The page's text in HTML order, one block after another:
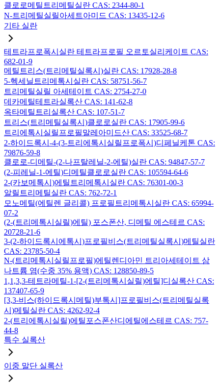
클로로메틸트리메틸실란 CAS: 2344-80-1
N-트리메틸실릴아세트아미드 CAS: 13435-12-6
기타 실란
테트라프로폭시실란 테트라프로필 오르토실리케이트 CAS:
682-01-9
메틸트리스(트리메틸실록시)실란 CAS: 17928-28-8
5-헥세닐트리메톡시실란 CAS: 58751-56-7
트리메틸실릴 아세테이트 CAS: 2754-27-0
데카메틸테트라실록산 CAS: 141-62-8
옥타메틸트리실록산 CAS: 107-51-7
트리스(트리메틸실록시)클로로실란 CAS: 17905-99-6
트리에톡시실릴프로필말레아미드산 CAS: 33525-68-7
2-하이드록시-4-(3-트리에톡시실릴프로폭시)디페닐케톤 CAS:
79876-59-8
클로로-디메틸-(2-나프탈레닐-2-에틸)실란 CAS: 94847-57-7
(2-피레닐-1-에틸)디메틸클로로실란 CAS: 105594-64-6
2-(카보메톡시)에틸트리메톡시실란 CAS: 76301-00-3
알릴트리메틸실란 CAS: 762-72-1
모노메틸(에틸렌 글리콜) 프로필트리메톡시실란 CAS: 65994-
07-2
(2-(트리메톡시실릴)에틸) 포스폰산, 디메틸 에스테르 CAS:
20728-21-6
3-(2-하이드록시에톡시)프로필비스(트리메틸실록시)메틸실란
CAS: 23785-50-4
N-(트리메톡시실릴프로필)에틸렌디아민 트리아세테이트 삼
나트륨 염(수중 35% 용액) CAS: 128850-89-5
1,1,3,3-테트라메틸-1-[2-(트리메톡시실릴)에틸]디실록산 CAS:
137407-65-9
[3,3-비스(하이드록시메틸)부톡시]프로필비스(트리메틸실록
시)메틸실란 CAS: 4262-92-4
2-(트리에톡시실릴)에틸포스폰산디에틸에스테르 CAS: 757-
44-8
특수 실록산
이중 말단 실록산